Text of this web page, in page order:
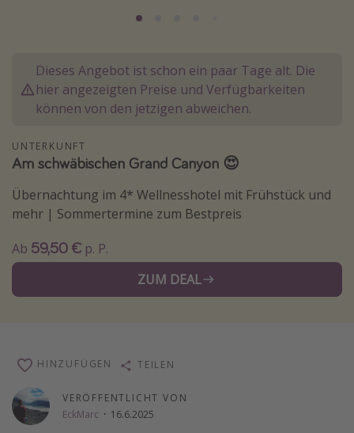
Krabi Urlaub
Tulum Urlaub
Japan Rundreise
Reisethemen
Wellnessurlaub
Singlereisen
Gruppenreisen
Dieses Angebot ist schon ein paar Tage alt. Die
hier angezeigten Preise und Verfügbarkeiten
können von den jetzigen abweichen.
UNTERKUNFT
Am schwäbischen Grand Canyon 😍
Übernachtung im 4* Wellnesshotel mit Frühstück und
mehr | Sommertermine zum Bestpreis
Ab 59,50 € p. P.
ZUM DEAL
VERÖFFENTLICHT VON
EckMarc · 16.6.2025
HINZUFÜGEN TEILEN